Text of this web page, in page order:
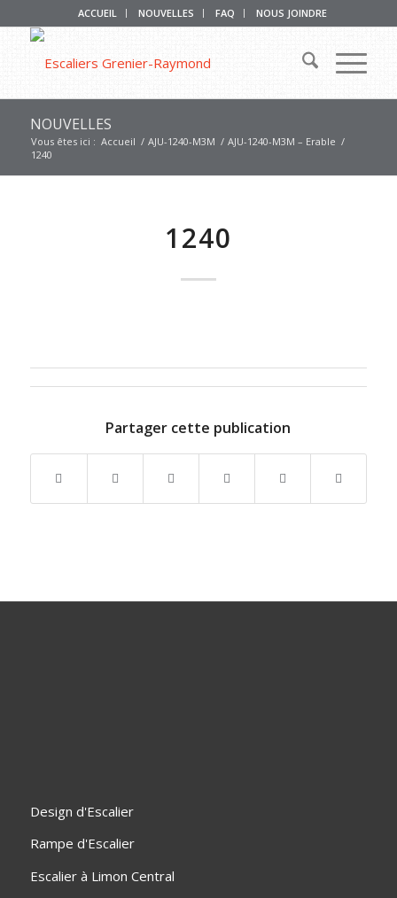
ACCUEIL NOUVELLES FAQ NOUS JOINDRE
NOUVELLES
Vous êtes ici : Accueil / AJU-1240-M3M / AJU-1240-M3M – Erable /
1240
1240
Partager cette publication
Design d'Escalier
Rampe d'Escalier
Escalier à Limon Central